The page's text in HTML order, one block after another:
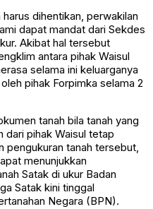
dihentikan, perwakilan
dapat mandat dari Sekdes
Akibat hal tersebut
antara pihak Waisul
selama ini keluarganya
pihak Forpimka selama 2
tanah bila tanah yang
dari pihak Waisul tetap
pengukuran tanah tersebut,
menunjukkan
Satak di ukur Badan
Satak kini tinggal
Negara (BPN).